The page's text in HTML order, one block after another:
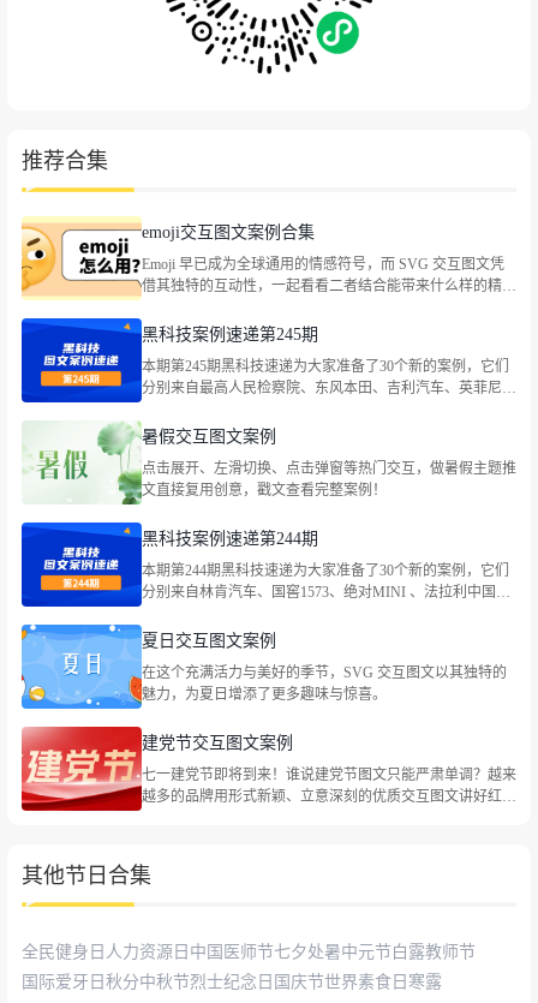
推荐合集
emoji交互图文案例合集
Emoji 早已成为全球通用的情感符号，而 SVG 交互图文凭
借其独特的互动性，一起看看二者结合能带来什么样的精彩
黑科技案例速递第245期
本期第245期黑科技速递为大家准备了30个新的案例，它们
分别来自最高人民检察院、东风本田、吉利汽车、英菲尼
LEGO乐高、Bananain蕉内、古茗茶饮、蔡司官方、茉酸
社会热点等主题。
暑假交互图文案例
点击展开、左滑切换、点击弹窗等热门交互，做暑假主题推
文直接复用创意，戳文查看完整案例！
黑科技案例速递第244期
本期第244期黑科技速递为大家准备了30个新的案例，它们
分别来自林肯汽车、国窖1573、绝对MINI 、法拉利中国、
世喜、东风本田、最高人民法院、特仑苏、heytea喜茶、最
等主题。
夏日交互图文案例
在这个充满活力与美好的季节，SVG 交互图文以其独特的
魅力，为夏日增添了更多趣味与惊喜。
建党节交互图文案例
七一建党节即将到来！谁说建党节图文只能严肃单调？越来
越多的品牌用形式新颖、立意深刻的优质交互图文讲好红色
其他节日合集
全民健身日 人力资源日 中国医师节七夕处暑中元节白露教师节
国际爱牙日 秋分中秋节烈士纪念日 国庆节世界素食日 寒露